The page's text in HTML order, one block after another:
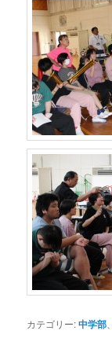
カテゴリー:中学部